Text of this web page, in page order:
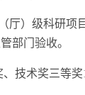
）级科研项
部门验收。
技术奖三等奖